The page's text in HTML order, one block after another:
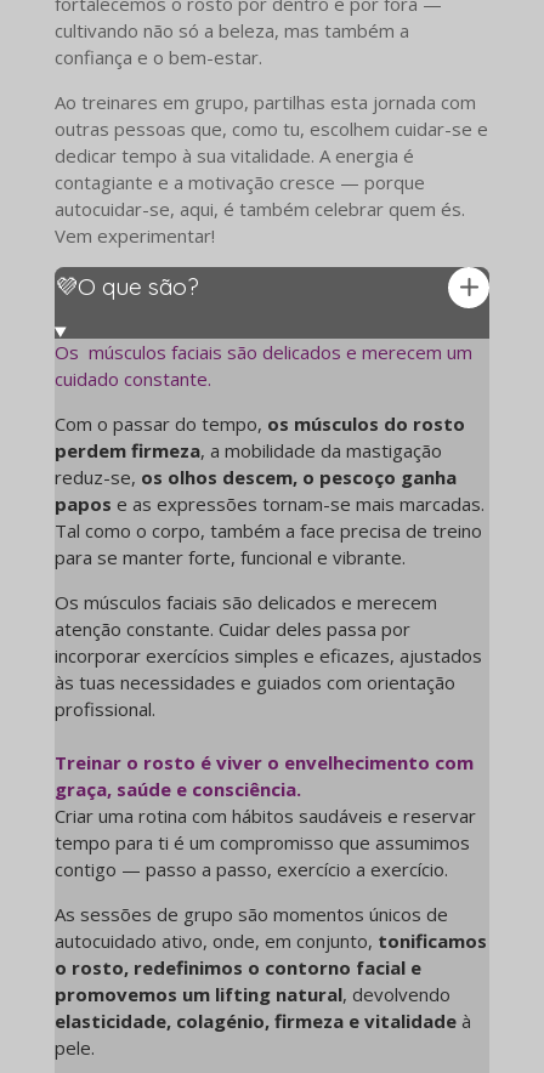
cultivando não só a beleza, mas também a
confiança e o bem-estar.
Ao treinares em grupo, partilhas esta jornada com
outras pessoas que, como tu, escolhem cuidar-se e
dedicar tempo à sua vitalidade. A energia é
contagiante e a motivação cresce — porque
autocuidar-se, aqui, é também celebrar quem és.
Vem experimentar!
💜O que são?
Os músculos faciais são delicados e merecem um
cuidado constante.
Com o passar do tempo, os músculos do rosto
perdem firmeza, a mobilidade da mastigação
reduz-se, os olhos descem, o pescoço ganha
papos e as expressões tornam-se mais marcadas.
Tal como o corpo, também a face precisa de treino
para se manter forte, funcional e vibrante.
Os músculos faciais são delicados e merecem
atenção constante. Cuidar deles passa por
incorporar exercícios simples e eficazes, ajustados
às tuas necessidades e guiados com orientação
profissional.
Treinar o rosto é viver o envelhecimento com
graça, saúde e consciência.
Criar uma rotina com hábitos saudáveis e reservar
tempo para ti é um compromisso que assumimos
contigo — passo a passo, exercício a exercício.
As sessões de grupo são momentos únicos de
autocuidado ativo, onde, em conjunto, tonificamos
o rosto, redefinimos o contorno facial e
promovemos um lifting natural, devolvendo
elasticidade, colagénio, firmeza e vitalidadeà
pele.